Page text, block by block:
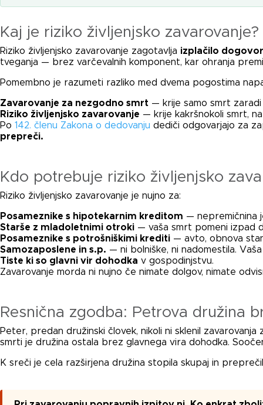
Kaj je riziko življenjsko zavarovanje?
Riziko življenjsko zavarovanje zagotavlja izplačilo
tveganja — brez varčevalnih komponent, kar ohranja
Pomembno je razumeti razliko med dvema pogostima
Zavarovanje za nezgodno smrt — krije samo smrt
Riziko življenjsko zavarovanje — krije kakršnokoli smrt,
Po 142. členu Zakona o dedovanju dediči odgovarjajo za
prepreči.
Kdo potrebuje riziko življenjsko
Riziko življenjsko zavarovanje je nujno za:
Posameznike s hipotekarnim kreditom — nepremičnina
Starše z mladoletnimi otroki — vaša smrt pomeni izpad
Posameznike s potrošniškimi krediti — avto, obnova
Samozaposlene in s.p. — ni bolniške, ni nadomestila.
Tiste ki so glavni vir dohodka v gospodinjstvu.
Zavarovanje morda ni nujno če nimate dolgov, nimate
Resnična zgodba: Petrova družina
Peter, predan družinski človek, nikoli ni sklenil
smrti je družina ostala brez glavnega vira dohodka.
K sreči je cela razširjena družina stopila skupaj in